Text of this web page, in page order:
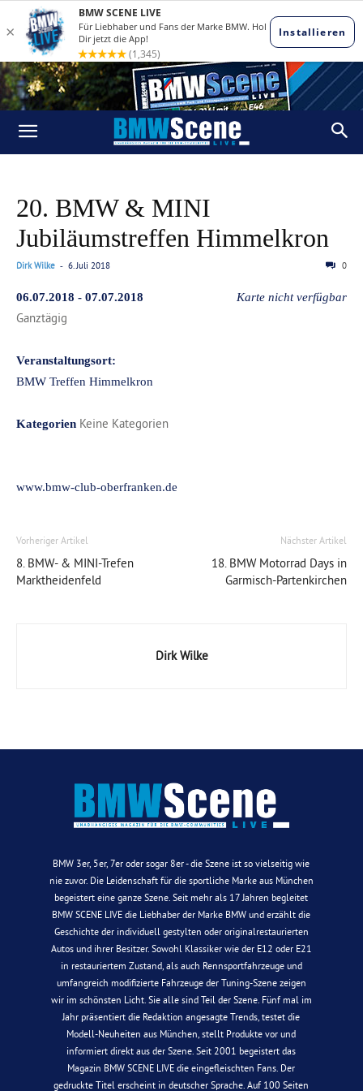
20. BMW & MINI
Jubiläumstreffen Himmelkron
Dirk Wilke - 6. Juli 2018 0
Karte nicht verfügbar
06.07.2018 - 07.07.2018
Ganztägig
Veranstaltungsort:
BMW Treffen Himmelkron
Kategorien Keine Kategorien
www.bmw-club-oberfranken.de
Vorheriger Artikel
8. BMW- & MINI-Trefen
Marktheidenfeld
Nächster Artikel
18. BMW Motorrad Days in
Garmisch-Partenkirchen
Dirk Wilke
BMW 3er, 5er, 7er oder sogar 8er - die Szene ist so vielseitig wie
nie zuvor. Die Leidenschaft für die sportliche Marke aus München
begeistert eine ganze Szene. Seit mehr als 17 Jahren begleitet
BMW SCENE LIVE die Liebhaber der Marke BMW und erzählt die
Geschichte der individuell gestylten oder originalrestaurierten
Autos und ihrer Besitzer. Sowohl Klassiker wie der E12 oder E21
in restauriertem Zustand, als auch Rennsportfahrzeuge und
umfangreich modifizierte Fahrzeuge der Tuning-Szene zeigen
wir im schönsten Licht. Sie alle sind Teil der Szene. Fünf mal im
Jahr präsentiert die Redaktion angesagte Trends, testet die
Modell-Neuheiten aus München, stellt Produkte vor und
informiert direkt aus der Szene. Seit 2001 begeistert das
Magazin BMW SCENE LIVE die eingefleischten Fans. Der
gedruckte Titel erscheint in deutscher Sprache. Auf 100 Seiten